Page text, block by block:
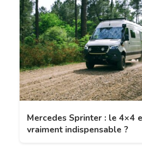
Mercedes Sprinter : le 4×4
vraiment indispensable ?